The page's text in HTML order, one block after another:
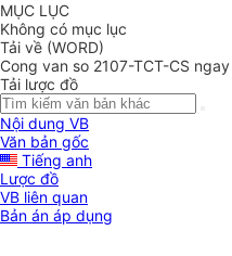
MỤC LỤC
Không có mục lục
Tải về (WORD)
Cong van so 2107-TCT-CS
Tải lược đồ
Nội dung VB
Văn bản gốc
Tiếng anh
Lược đồ
VB liên quan
Bản án áp dụng